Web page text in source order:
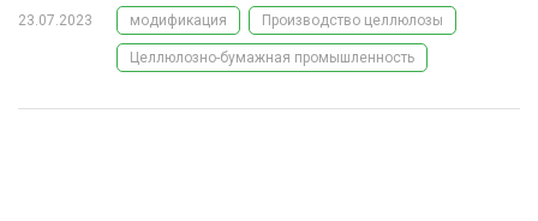
ЛЕСНОЕ ХОЗЯЙСТВО
ЛЕСОЗАГОТОВКА
23.07.2023 модификация Производство целлюлозы
Целлюлозно-бумажная промышленность